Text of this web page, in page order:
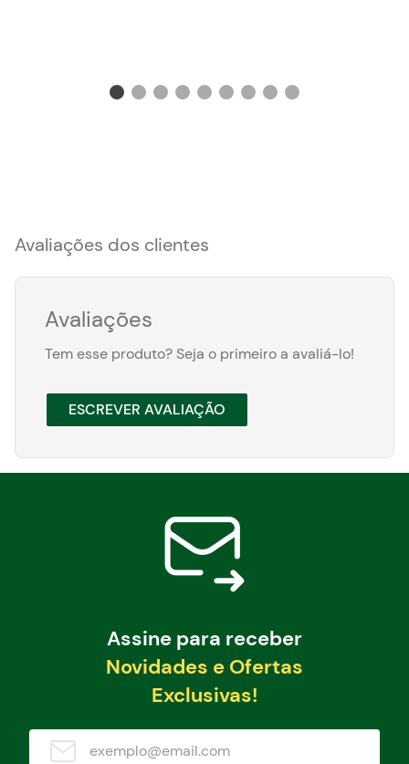
Avaliações dos clientes
Avaliações
Tem esse produto? Seja o primeiro a avaliá-lo!
ESCREVER AVALIAÇÃO
Assine para receber
Novidades e Ofertas
Exclusivas!